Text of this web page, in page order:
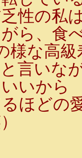
性の私
ら、食
様な高
言いな
いいか
ほどの